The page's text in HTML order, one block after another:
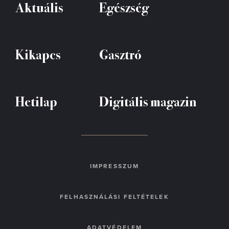
Aktuális Egészség
Kikapcs Gasztró
Hetilap Digitális magazin
IMPRESSZUM
FELHASZNÁLÁSI FELTÉTELEK
ADATVÉDELEM